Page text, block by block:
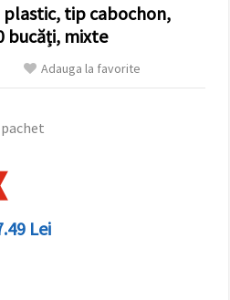
plastic, tip cabochon,
bucăți, mixte
Adauga la favorite
Lei